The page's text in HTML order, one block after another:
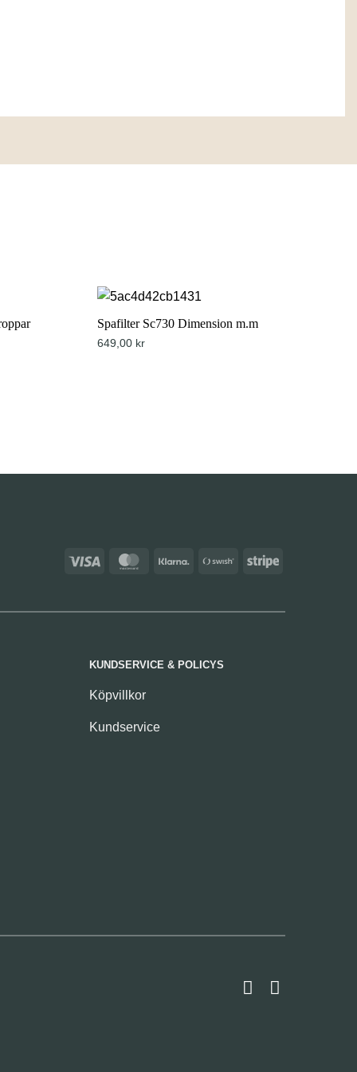
Spafilter Sc730 Dimension m.m
649,00 kr
Visa MasterCardKlarna Swish
Stripe
KUNDSERVICE & POLICYS
Köpvillkor
Kundservice